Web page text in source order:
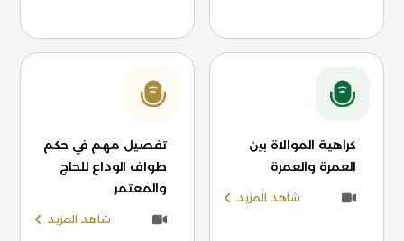
كراهية الموالاة بين
العمرة والعمرة
شاهد المزيد
تفصيل مهم في حكم
طواف الوداع للحاج
والمعتمر
شاهد المزيد